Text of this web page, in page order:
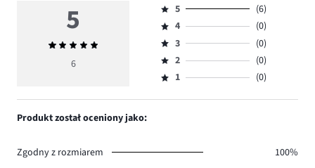
5
Średnia
ocena
6
Ocena
5,
ilość
głosów
6.
5
(6)
Ocena
4,
ilość
głosów
4
(0)
Ocena
3,
ilość
3
(0)
Ocena
2,
2
(0)
Ocena
1,
1 (0)
Produkt został oceniony jako:
Zgodny z rozmiarem
100%